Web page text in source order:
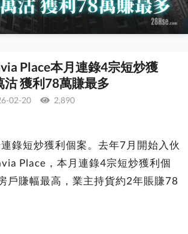
Place本月連錄4宗短炒獲
獲利78萬賺最多
02-20
2,890
錄短炒獲利個案。去年7月開始入伙
Place，本月連錄4宗短炒獲利個
戶賺幅最高，業主持貨約2年賬賺78